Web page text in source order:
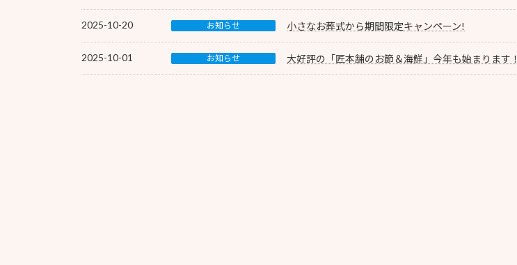
2025-10-20 お知らせ 小さなお葬式から期間限定キャンペーン!
2025-10-01 お知らせ 大好評の「匠本舗のお節＆海鮮」今年も始まります！